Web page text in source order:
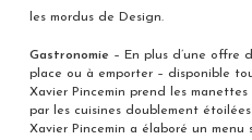
les mordus de Design.
Gastronomie – En plus d’une offre
place ou à emporter – disponible
Xavier Pincemin prend les
par les cuisines doublement
Xavier Pincemin a élaboré un